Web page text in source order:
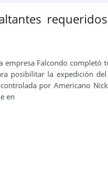
Falcondo completó
posibilitar la expedición
por Americano
en